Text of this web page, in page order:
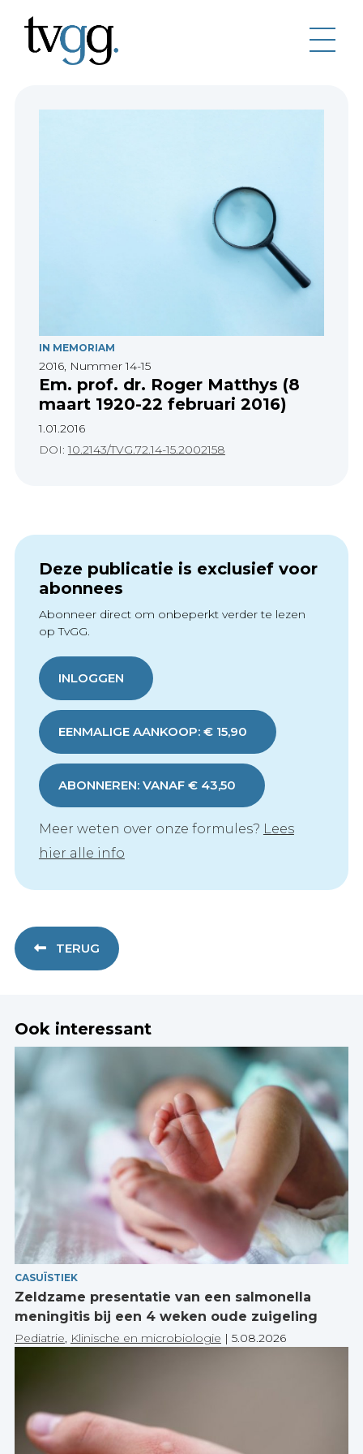
IN MEMORIAM
2016, Nummer 14-15
Em. prof. dr. Roger Matthys (8
maart 1920-22 februari 2016)
1.01.2016
DOI:10.2143/TVG.72.14-15.2002158
Deze publicatie is exclusief voor
abonnees
Abonneer direct om onbeperkt verder te lezen
op TvGG.
INLOGGEN
EENMALIGE AANKOOP: € 15,90
ABONNEREN: VANAF € 43,50
Meer weten over onze formules? Lees
hier alle info
TERUG
Ook interessant
CASUÏSTIEK
Zeldzame presentatie van een salmonella
meningitis bij een 4 weken oude zuigeling
Pediatrie, Klinische en microbiologie | 5.08.2026